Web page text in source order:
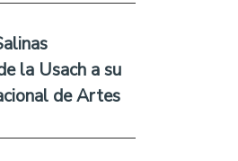
la Usach a su
de Artes